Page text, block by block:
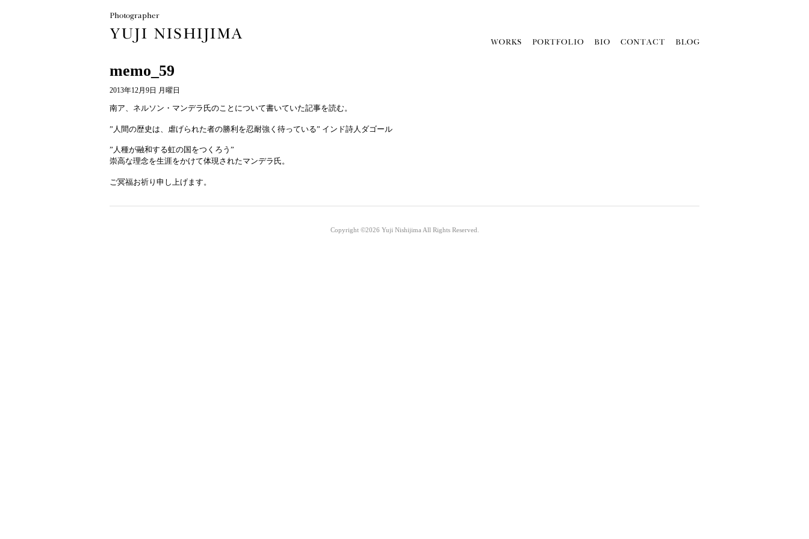
memo_59
2013年12月9日 月曜日
南ア、ネルソン・マンデラ氏のことについて書いていた記事を読む。
”人間の歴史は、虐げられた者の勝利を忍耐強く待っている” インド詩人ダゴール
”人種が融和する虹の国をつくろう”
崇高な理念を生涯をかけて体現されたマンデラ氏。
ご冥福お祈り申し上げます。
Copyright ©2026 Yuji Nishijima All Rights Reserved.